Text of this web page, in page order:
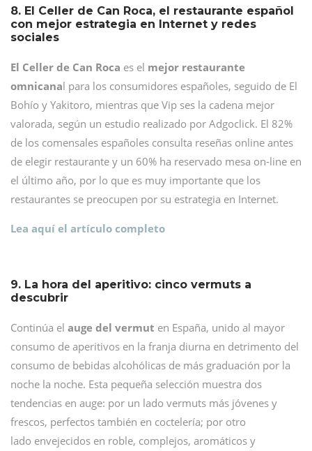
8. El Celler de Can Roca, el restaurante español
con mejor estrategia en Internet y redes
sociales
El Celler de Can Roca es el mejor restaurante
omnicanal para los consumidores españoles, seguido de El
Bohío y Yakitoro, mientras que Vip ses la cadena mejor
valorada, según un estudio realizado por Adgoclick. El 82%
de los comensales españoles consulta reseñas online antes
de elegir restaurante y un 60% ha reservado mesa on-line en
el último año, por lo que es muy importante que los
restaurantes se preocupen por su estrategia en Internet.
Lea aquí el artículo completo
9. La hora del aperitivo: cinco vermuts a
descubrir
Continúa el auge del vermut en España, unido al mayor
consumo de aperitivos en la franja diurna en detrimento del
consumo de bebidas alcohólicas de más graduación por la
noche la noche. Esta pequeña selección muestra dos
tendencias en auge: por un lado vermuts más jóvenes y
frescos, perfectos también en coctelería; por otro
lado envejecidos en roble, complejos, aromáticos y